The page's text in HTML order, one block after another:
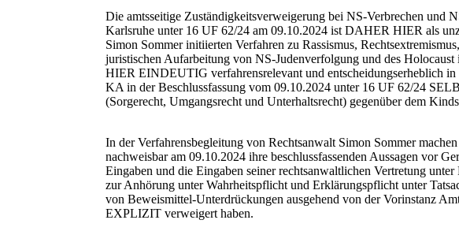
Die amtsseitige Zuständigkeitsverweigerung bei NS-Verbrechen und
Karlsruhe unter 16 UF 62/24 am 09.10.2024 ist DAHER HIER als
Simon Sommer initiierten Verfahren zu Rassismus,
juristischen Aufarbeitung von NS-Judenverfolgung und des
HIER EINDEUTIG verfahrensrelevant und entscheidungserheblich
KA in der Beschlussfassung vom 09.10.2024 unter 16 UF 62/24
(Sorgerecht, Umgangsrecht und Unterhaltsrecht) gegenüber dem
In der Verfahrensbegleitung von Rechtsanwalt Simon Sommer
nachweisbar am 09.10.2024 ihre beschlussfassenden Aussagen vor
Eingaben und die Eingaben seiner rechtsanwaltlichen Vertretung
zur Anhörung unter Wahrheitspflicht und Erklärungspflicht unter
von Beweismittel-Unterdrückungen ausgehend von der Vorinstanz
EXPLIZIT verweigert haben.